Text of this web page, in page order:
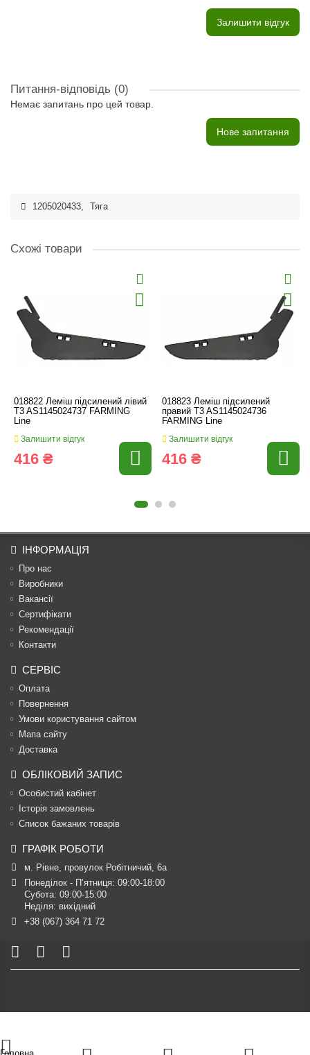
Залишити відгук
Питання-відповідь (0)
Немає запитань про цей товар.
Нове запитання
1205020433, Тяга
Схожі товари
018822 Леміш підсилений лівий
T3 AS1145024737 FARMING
Line
Залишити відгук
416 ₴
018823 Леміш підсилений
правий T3 AS1145024736
FARMING Line
Залишити відгук
416 ₴
ІНФОРМАЦІЯ
Про нас
Виробники
Вакансії
Сертифікати
Рекомендації
Контакти
СЕРВІС
Оплата
Повернення
Умови користування сайтом
Мапа сайту
Доставка
ОБЛІКОВИЙ ЗАПИС
Особистий кабінет
Історія замовлень
Список бажаних товарів
ГРАФІК РОБОТИ
м. Рівне, провулок Робітничий, 6а
Понеділок - П’ятниця: 09:00-18:00
Субота: 09:00-15:00
Неділя: вихідний
+38 (067) 364 71 72